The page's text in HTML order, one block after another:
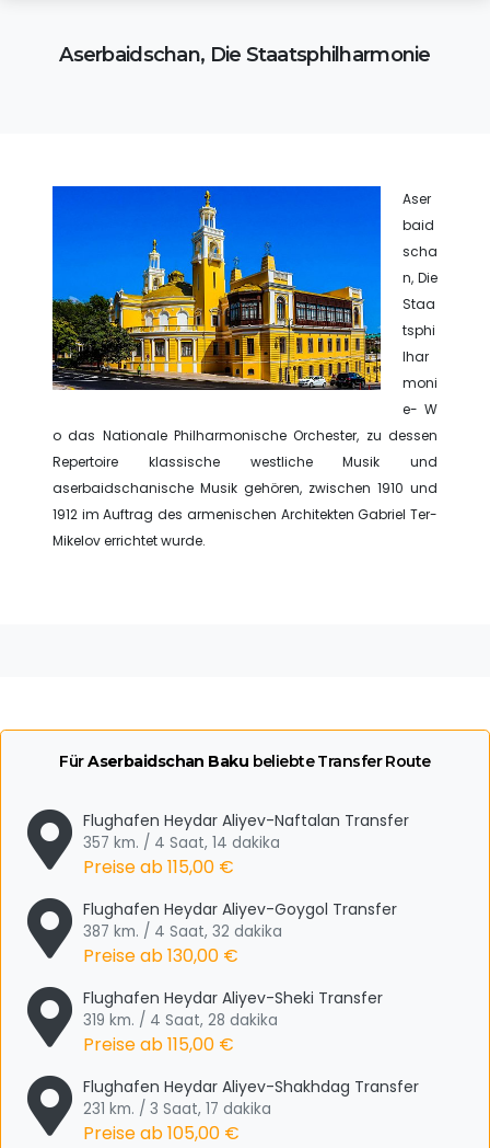
Aserbaidschan, Die Staatsphilharmonie
Aser
baid
scha
n, Die
Staa
tsphi
lhar
moni
e- W
o das Nationale Philharmonische Orchester, zu dessen
Repertoire klassische westliche Musik und
aserbaidschanische Musik gehören, zwischen 1910 und
1912 im Auftrag des armenischen Architekten Gabriel Ter-
Mikelov errichtet wurde.
FürAserbaidschan Baku beliebte Transfer Route
Flughafen Heydar Aliyev-Naftalan Transfer
357 km. / 4 Saat, 14 dakika
Preise ab115,00 €
Flughafen Heydar Aliyev-Goygol Transfer
387 km. / 4 Saat, 32 dakika
Preise ab130,00 €
Flughafen Heydar Aliyev-Sheki Transfer
319 km. / 4 Saat, 28 dakika
Preise ab115,00 €
Flughafen Heydar Aliyev-Shakhdag Transfer
231 km. / 3 Saat, 17 dakika
Preise ab105,00 €